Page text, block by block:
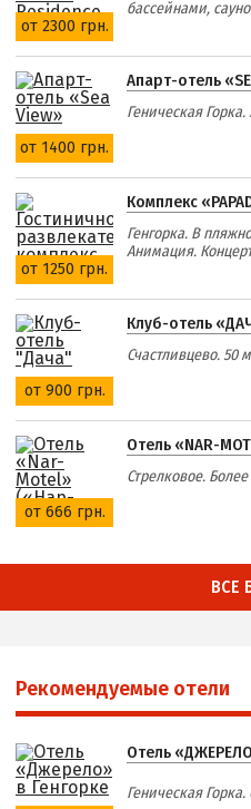
от 2300 грн.
бассейнами,
от 1400 грн.
Апарт-отель
Геническая
от 1250 грн.
Комплекс
Генгорка. В
Анимация.
от 900 грн.
Клуб-отель
Счастливцево. 50
от 666 грн.
Отель «NAR-
Стрелковое.
ВСЕ
Рекомендуемые отели
Отель
Геническая